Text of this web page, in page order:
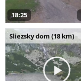
18:25
Sliezsky dom (18 km)